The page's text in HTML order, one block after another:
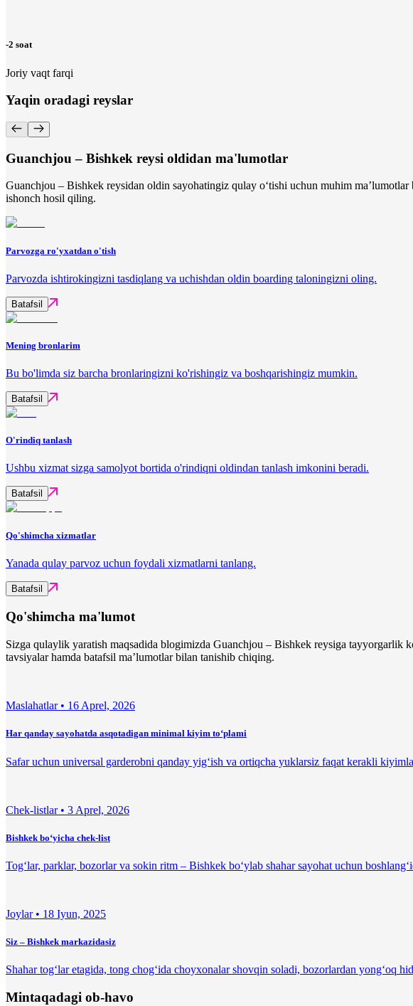
-2 soat
Joriy vaqt farqi
Yaqin oradagi reyslar
Guanchjou – Bishkek reysi oldidan ma'lumotlar
Guanchjou – Bishkek reysidan oldin sayohatingiz qulay o‘tishi uchun muhim
ishonch hosil qiling.
Parvozga ro'yxatdan o'tish
Parvozda ishtirokingizni tasdiqlang va uchishdan oldin boarding taloningizni oling.
Batafsil
Mening bronlarim
Bu bo'limda siz barcha bronlaringizni ko'rishingiz va boshqarishingiz mumkin.
Batafsil
O'rindiq tanlash
Ushbu xizmat sizga samolyot bortida o'rindiqni oldindan tanlash imkonini beradi.
Batafsil
Qo'shimcha xizmatlar
Yanada qulay parvoz uchun foydali xizmatlarni tanlang.
Batafsil
Qo'shimcha ma'lumot
Sizga qulaylik yaratish maqsadida blogimizda Guanchjou – Bishkek reysiga tayyorgarlik
tavsiyalar hamda batafsil ma’lumotlar bilan tanishib chiqing.
Maslahatlar • 16 Aprel, 2026
Har qanday sayohatda asqotadigan minimal kiyim to‘plami
Safar uchun universal garderobni qanday yig‘ish va ortiqcha yuklarsiz faqat kerakli
Chek-listlar • 3 Aprel, 2026
Bishkek bo‘yicha chek-list
Tog‘lar, parklar, bozorlar va sokin ritm – Bishkek bo‘ylab shahar sayohat uchun
Joylar • 18 Iyun, 2025
Siz – Bishkek markazidasiz
Shahar tog‘lar etagida, tong chog‘ida choyxonalar shovqin soladi, bozorlardan yong‘oq
Mintaqadagi ob-havo